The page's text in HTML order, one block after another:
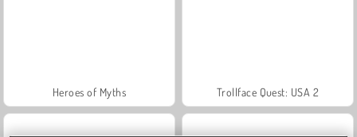
Heroes of Myths Trollface Quest: USA 2